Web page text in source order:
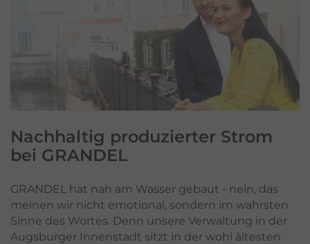
Nachhaltig produzierter Strom
bei GRANDEL
GRANDEL hat nah am Wasser gebaut - nein, das
meinen wir nicht emotional, sondern im wahrsten
Sinne des Wortes. Denn unsere Verwaltung in der
Augsburger Innenstadt sitzt in der wohl ältesten